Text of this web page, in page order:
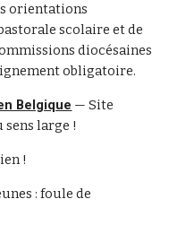
orientations
scolaire et de
diocésaines
obligatoire.
Belgique — Site
large !
!
: foule de